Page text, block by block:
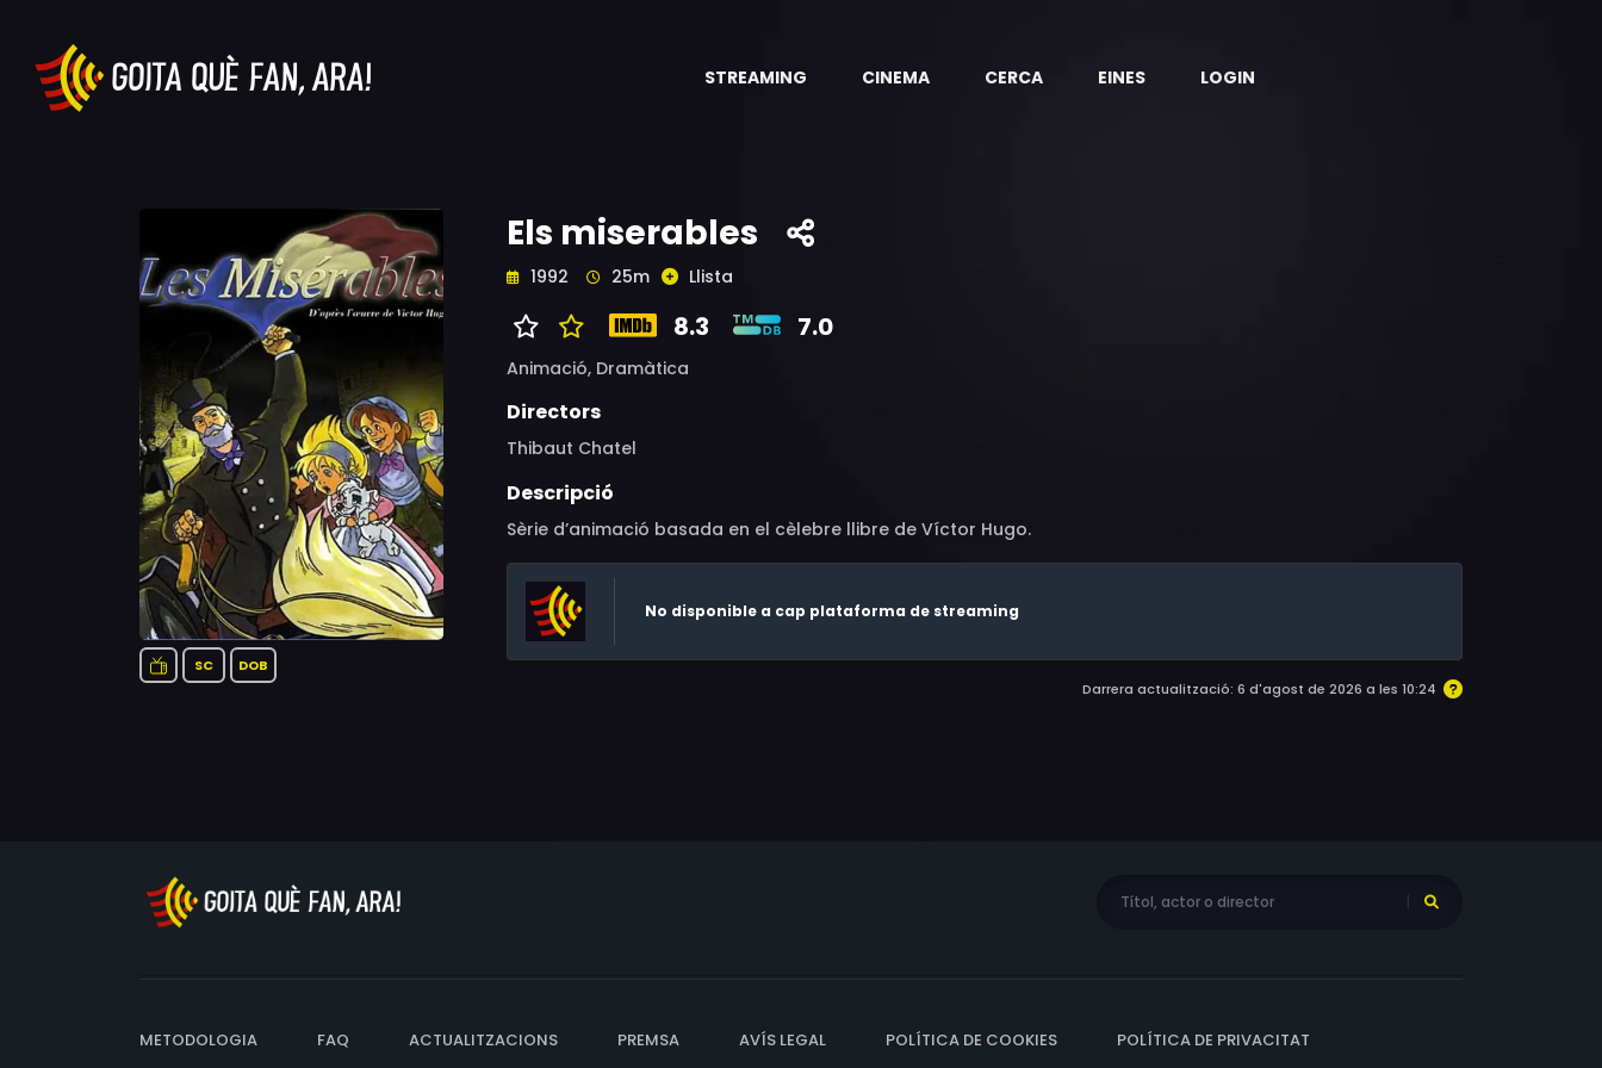
STREAMING CINEMA CERCA EINES LOGIN
SC DOB
Els miserables
1992 25m Llista
8.3 7.0
Animació, Dramàtica
Directors
Thibaut Chatel
Descripció
Sèrie d’animació basada en el cèlebre llibre de Víctor Hugo.
No disponible a cap plataforma de streaming
Darrera actualització: 6 d'agost de 2026 a les 10:24
METODOLOGIA FAQ ACTUALITZACIONS PREMSA AVÍS LEGAL POLÍTICA DE COOKIES POLÍTICA DE PRIVACITAT